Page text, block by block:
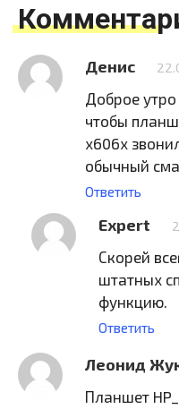
Денис
Доброе
чтобы
x606x
обычный
Ответить
Expert
Скорей
штатных
функцию.
Ответить
Леонид
Планшет